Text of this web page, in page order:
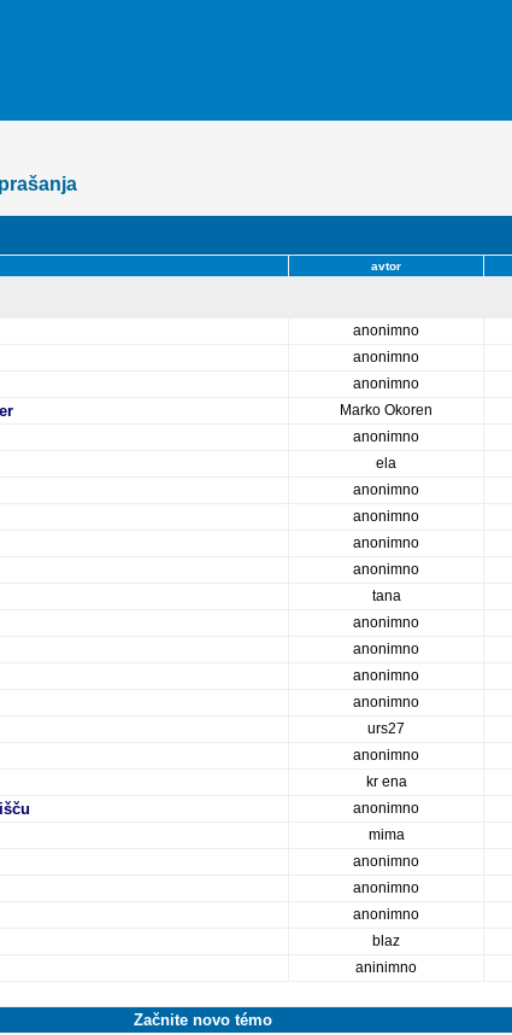
avtor
anonimno
anonimno
anonimno
Marko Okoren
anonimno
ela
anonimno
anonimno
anonimno
anonimno
tana
anonimno
anonimno
anonimno
anonimno
urs27
anonimno
kr ena
anonimno
mima
anonimno
anonimno
anonimno
blaz
aninimno
Začnite novo témo